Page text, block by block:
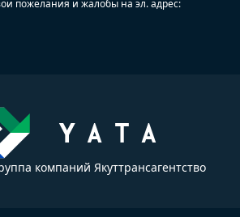
пожелания и жалобы на эл. адрес:
компаний Якуттрансагентство